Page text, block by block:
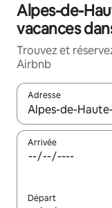
Alpes-de-
vacances
Trouvez et
Airbnb
Adresse
Lorsque les
Arrivée
Départ